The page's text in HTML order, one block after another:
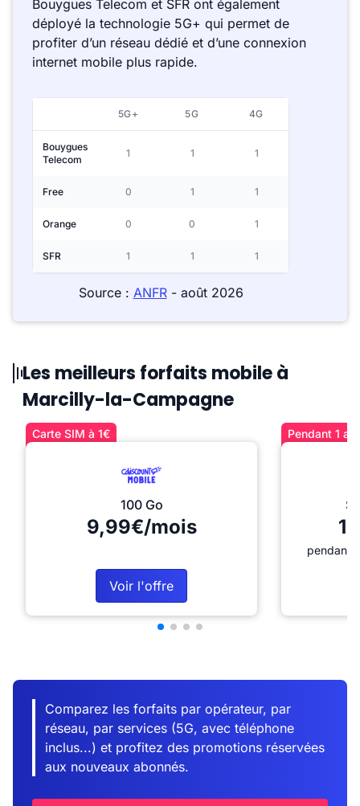
Bouygues Telecom et SFR ont également
déployé la technologie 5G+ qui permet de
profiter d’un réseau dédié et d’une connexion
internet mobile plus rapide.
5G+ 5G 4G
Bouygues
Telecom
1 1 1
Free 0 1 1
Orange 0 0 1
SFR 1 1 1
Source : ANFR- août 2026
Les meilleurs forfaits mobile à
Marcilly-la-Campagne
Carte SIM à 1€
100 Go
9,99€/mois
Voir l'offre
Pendant 1
pendant
Comparez les forfaits par opérateur, par
réseau, par services (5G, avec téléphone
inclus...) et profitez des promotions réservées
aux nouveaux abonnés.